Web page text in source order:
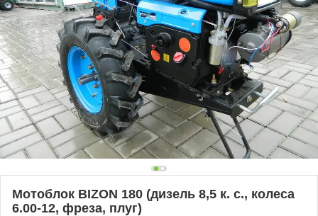
Мотоблок BIZON 180 (дизель 8,5 к. с., колеса
6.00-12, фреза, плуг)